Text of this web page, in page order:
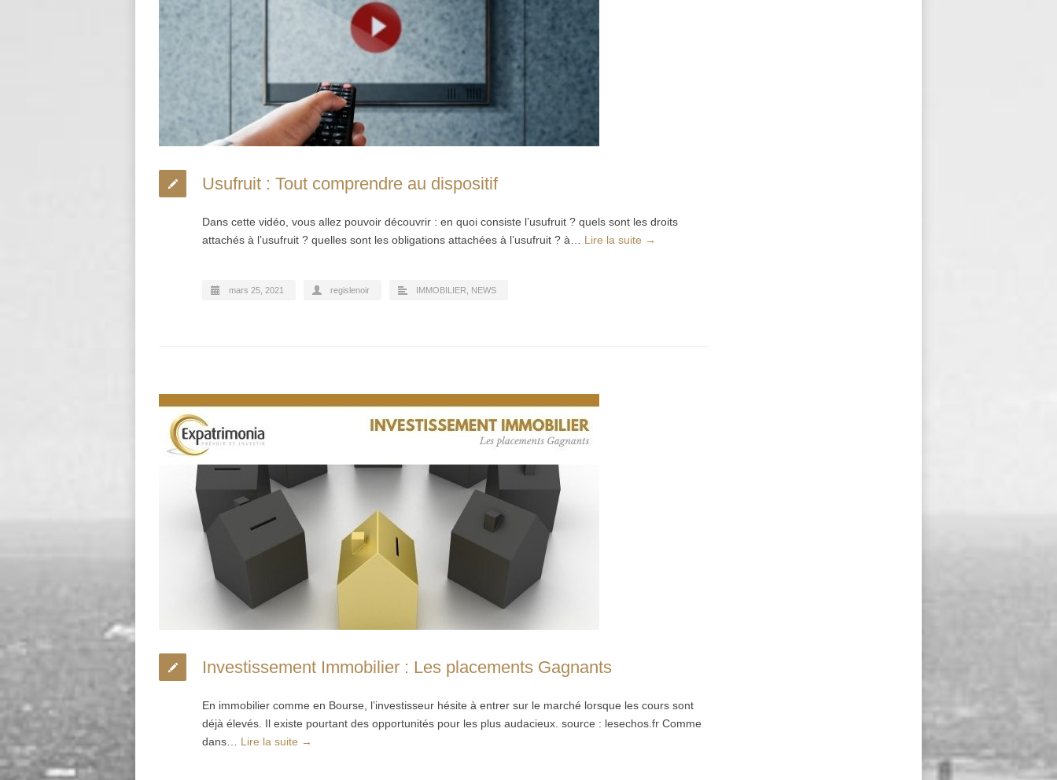
Usufruit : Tout comprendre au dispositif
Dans cette vidéo, vous allez pouvoir découvrir : en quoi consiste l’usufruit ? quels sont les droits
attachés à l’usufruit ? quelles sont les obligations attachées à l’usufruit ? à… Lire la suite →
mars 25, 2021 regislenoir IMMOBILIER NEWS
Investissement Immobilier : Les placements Gagnants
En immobilier comme en Bourse, l’investisseur hésite à entrer sur le marché lorsque les cours sont
déjà élevés. Il existe pourtant des opportunités pour les plus audacieux. source : lesechos.fr Comme
dans… Lire la suite →